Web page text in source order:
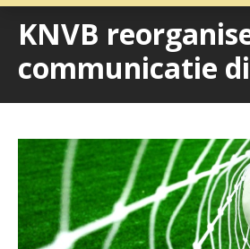
KNVB
communicatie